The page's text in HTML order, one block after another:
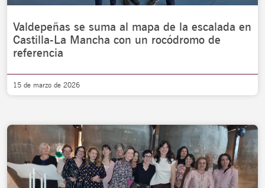
Valdepeñas se suma al mapa de la escalada en
Castilla-La Mancha con un rocódromo de
referencia
15 de marzo de 2026